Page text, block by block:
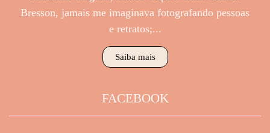
Bresson, jamais me imaginava fotografando pessoas
e retratos;...
Saiba mais
FACEBOOK